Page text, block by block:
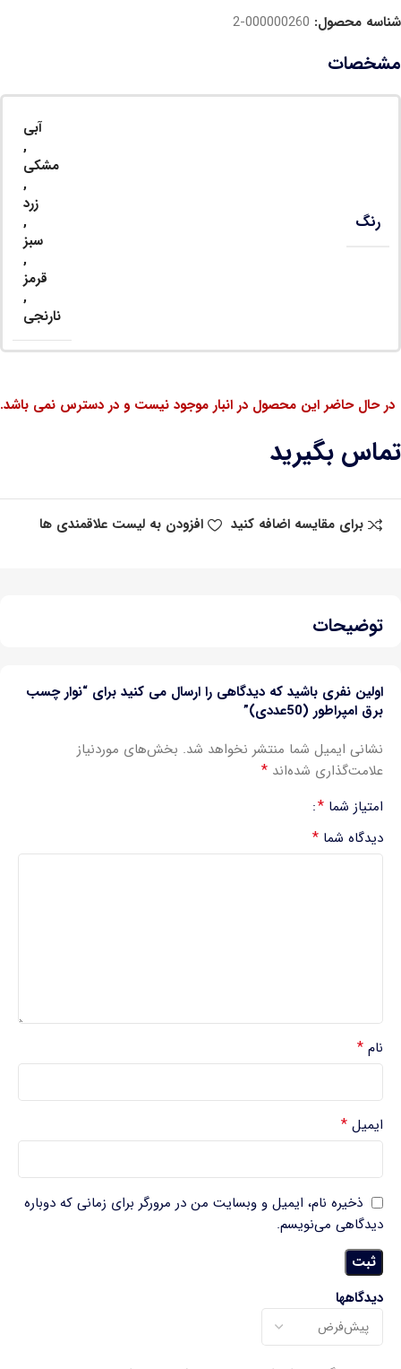
شناسه محصول: 000000260-2
مشخصات
رنگ
آبی
,
مشکی
,
زرد
,
سبز
,
قرمز
,
نارنجی
در حال حاضر این محصول در انبار موجود نیست و در دسترس نمی باشد.
تماس بگیرید
برای مقایسه اضافه کنید افزودن به لیست علاقمندی ها
توضیحات
دیدگاهها
اولین نفری باشید که دیدگاهی را ارسال می کنید برای “نوار چسب
برق امپراطور (50عددی)”
نشانی ایمیل شما منتشر نخواهد شد. بخش‌های موردنیاز
علامت‌گذاری شده‌اند *
امتیاز شما *
دیدگاه شما *
نام *
ایمیل *
ذخیره نام، ایمیل و وبسایت من در مرورگر برای زمانی که دوباره
دیدگاهی می‌نویسم.